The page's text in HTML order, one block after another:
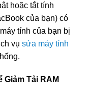
hoặc tắt tính
của bạn) có
tính của bạn bị
vụ sửa máy tính
Tải RAM